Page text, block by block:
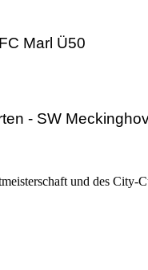
- FC Marl
- SW
und des City-